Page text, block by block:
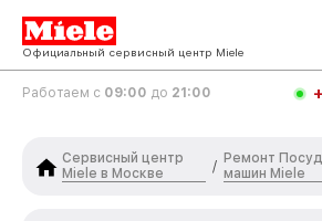
Официальный сервисный центр Miele
Работаем с 09:00 до 21:00
Сервисный центр
Miele в Москве
/
Ремонт
машин Miele